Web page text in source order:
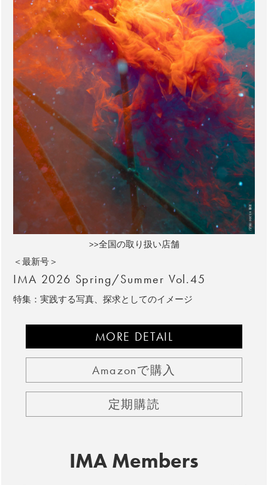
>>全国の取り扱い店舗
＜最新号＞
IMA 2026 Spring/Summer Vol.45
特集：実践する写真、探求としてのイメージ
MORE DETAIL
Amazonで購入
定期購読
IMA Members